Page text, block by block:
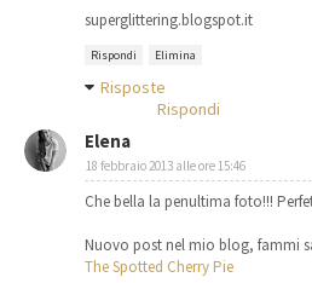
superglittering.blogspot.it
Rispondi Elimina
Risposte
Rispondi
Elena
18 febbraio 2013 alle ore 15:46
Che bella la penultima foto!!!
Nuovo post nel mio blog, fammi
The Spotted Cherry Pie